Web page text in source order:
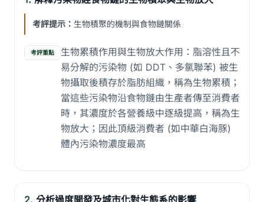
考評提示： 生物積聚的機制與食物鏈關係
考評重點
生物累積作用與生物放大作用：脂溶性且不
易分解的污染物 (如 DDT、多氯聯苯) 被生
物攝取後積存於脂肪組織，稱為生物累積；
當這些污染物沿食物鏈由生產者傳至消費者
時，其濃度於各營養級中逐級提高，稱為生
物放大；因此頂級消費者 (如中華白海豚)
體內污染物濃度最高
2. 分析過度開發及城市化對生態系的影響